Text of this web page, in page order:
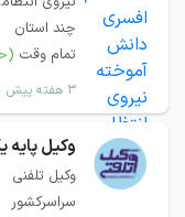
چند استان
تمام وقت
۳ هفته پیش
وکیل
وکیل تلفنی
سراسرکشور